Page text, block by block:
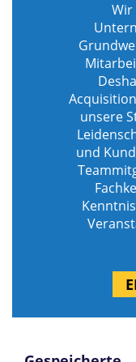
Wir
unsere
und